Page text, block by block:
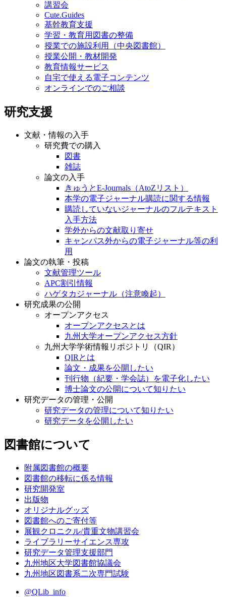
講習会
Cute.Guides
基幹教育支援
学習・教育用図書の整備
授業での施設利用（中央図書館）
授業公開・教材開発
教育情報サービス
自宅で使える電子コンテンツ
オンラインでのご相談
研究支援
文献・情報の入手
研究費での購入
図書
雑誌
論文の入手
きゅうとE-Journals（AtoZリスト）
本学の電子ジャーナル購読に関する情報
購読していないジャーナルのフルテキスト
入手方法
学外からの文献取り寄せ
キャンパス外からの電子ジャーナル等の利
用
論文の執筆・投稿
文献管理ツール
APC割引情報
ハゲタカジャーナル（注意喚起）
研究成果の公開
オープンアクセス
オープンアクセスとは
九州大学オープンアクセス方針
九州大学学術情報リポジトリ（QIR）
QIRとは
論文・成果を公開したい
刊行物（紀要・学会誌）を電子化したい
博士論文の公開について知りたい
研究データの管理・公開
研究データの管理について知りたい
研究データを公開したい
図書館について
附属図書館の概要
図書館の移転に係る情報
研究開発室
出版物
オリジナルグッズ
図書館へのご寄付等
展観クロニクル/貴重文物講習会
ライブラリーサイエンス専攻
研究データ管理支援部門
九州地区大学図書館協議会
九州地区図書系二次専門試験
@QLib_info